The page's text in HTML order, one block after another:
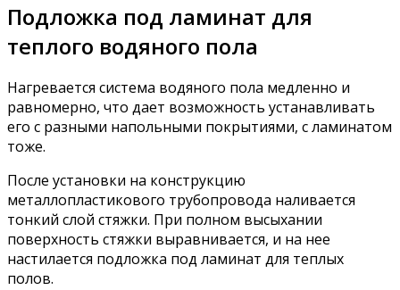
Подложка под ламинат для
теплого водяного пола
Нагревается система водяного пола медленно и
равномерно, что дает возможность устанавливать
его с разными напольными покрытиями, с ламинатом
тоже.
После установки на конструкцию
металлопластикового трубопровода наливается
тонкий слой стяжки. При полном высыхании
поверхность стяжки выравнивается, и на нее
настилается подложка под ламинат для теплых
полов.